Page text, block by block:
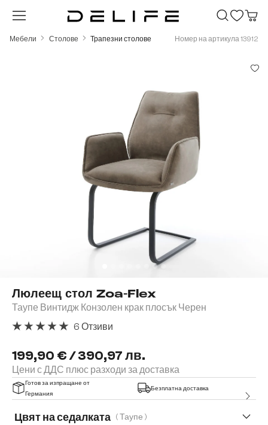
Преминете към основното съдържание
Мебели Столове Трапезни столове Номер на артикула 13912
Люлеещ стол Zoa-Flex
Таупе Винтидж Конзолен крак плосък Черен
199,90 € / 390,97 лв.
Цени с ДДС плюс разходи за доставка
6 Отзиви
Готов за изпращане от
Германия
Безплатна доставка
Цвят на седалката ( Таупе )